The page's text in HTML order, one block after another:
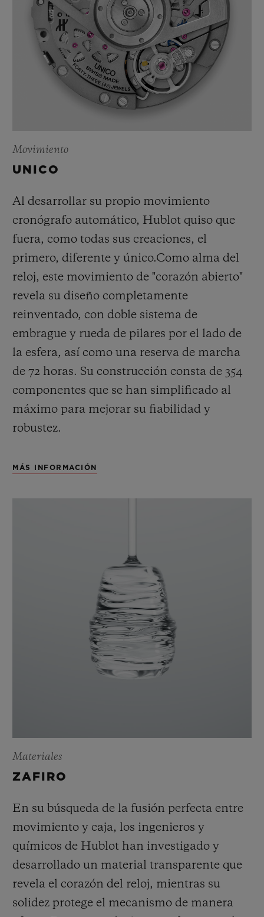
Movimiento
UNICO
Al desarrollar su propio movimiento
cronógrafo automático, Hublot quiso que
fuera, como todas sus creaciones, el
primero, diferente y único.Como alma del
reloj, este movimiento de "corazón abierto"
revela su diseño completamente
reinventado, con doble sistema de
embrague y rueda de pilares por el lado de
la esfera, así como una reserva de marcha
de 72 horas. Su construcción consta de 354
componentes que se han simplificado al
máximo para mejorar su fiabilidad y
robustez.
MÁS INFORMACIÓN
Materiales
ZAFIRO
En su búsqueda de la fusión perfecta entre
movimiento y caja, los ingenieros y
químicos de Hublot han investigado y
desarrollado un material transparente que
revela el corazón del reloj, mientras su
solidez protege el mecanismo de manera